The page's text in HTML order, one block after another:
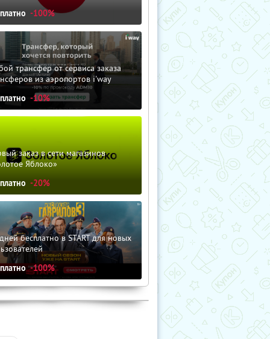
-100%
трансфер от сервиса заказа
из аэропортов i'way
-10%
заказ в сети магазинов
Яблоко»
-20%
бесплатно в START для новых
-100%